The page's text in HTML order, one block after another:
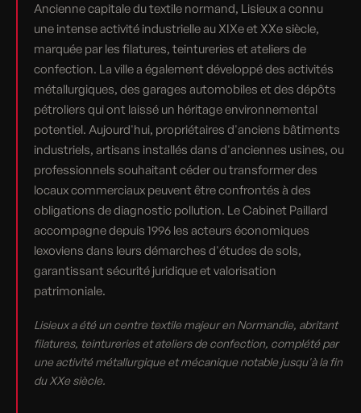
Ancienne capitale du textile normand, Lisieux a connu
une intense activité industrielle au XIXe et XXe siècle,
marquée par les filatures, teintureries et ateliers de
confection. La ville a également développé des activités
métallurgiques, des garages automobiles et des dépôts
pétroliers qui ont laissé un héritage environnemental
potentiel. Aujourd'hui, propriétaires d'anciens bâtiments
industriels, artisans installés dans d'anciennes usines, ou
professionnels souhaitant céder ou transformer des
locaux commerciaux peuvent être confrontés à des
obligations de diagnostic pollution. Le Cabinet Paillard
accompagne depuis 1996 les acteurs économiques
lexoviens dans leurs démarches d'études de sols,
garantissant sécurité juridique et valorisation
patrimoniale.
Lisieux a été un centre textile majeur en Normandie, abritant
filatures, teintureries et ateliers de confection, complété par
une activité métallurgique et mécanique notable jusqu'à la fin
du XXe siècle.